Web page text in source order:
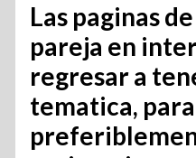
Las paginas
pareja en
regresar a
tematica,